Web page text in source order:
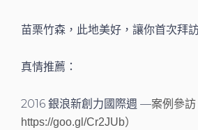
苗栗竹森，此地美好，讓你首次拜
真情推薦：
2016 銀浪新創力國際週 —案例參
https://goo.gl/Cr2JUb）